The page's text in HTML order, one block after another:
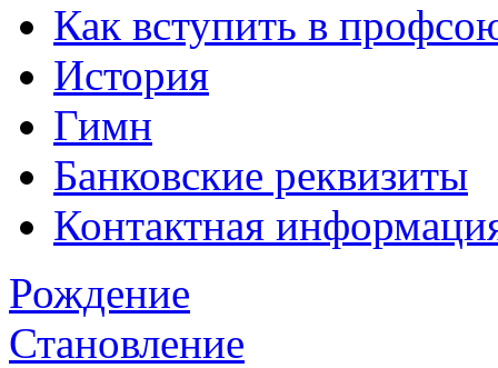
Как вступить в
История
Гимн
Банковские реквизиты
Контактная
Рождение
Становление